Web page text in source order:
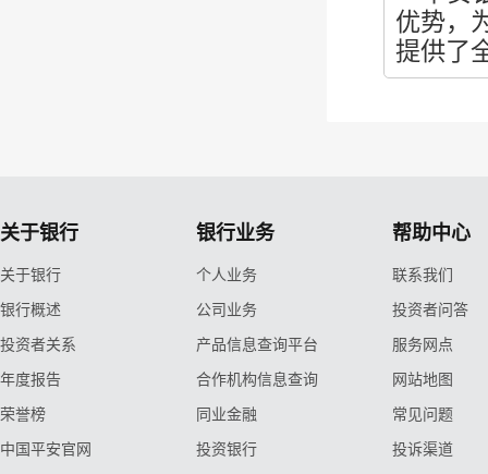
优势，
提供了
关于银行
关于银行
银行概述
投资者关系
年度报告
荣誉榜
中国平安官网
银行业务
个人业务
公司业务
产品信息查询平台
合作机构信息查询
同业金融
投资银行
帮助中心
联系我们
投资者问答
服务网点
网站地图
常见问题
投诉渠道